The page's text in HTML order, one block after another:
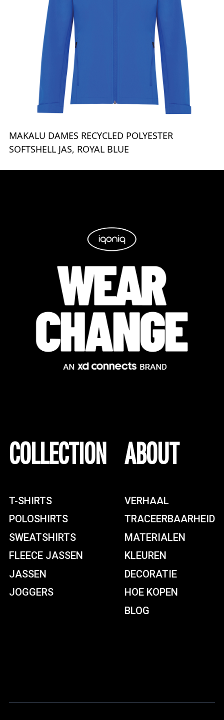
MAKALU DAMES RECYCLED POLYESTER
SOFTSHELL JAS, ROYAL BLUE
COLLECTION
T-SHIRTS
POLOSHIRTS
SWEATSHIRTS
FLEECE JASSEN
JASSEN
JOGGERS
ABOUT
VERHAAL
TRACEERBAARHEID
MATERIALEN
KLEUREN
DECORATIE
HOE KOPEN
BLOG